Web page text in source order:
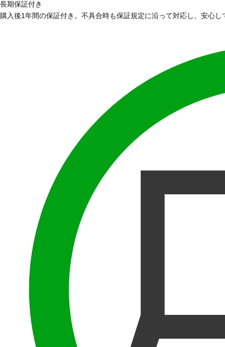
長期保証付き
購入後1年間の保証付き。不具合時も保証規定に沿って対応し、安心